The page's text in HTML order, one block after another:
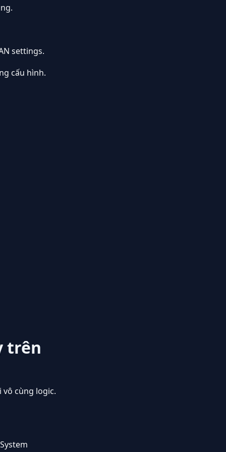
settings.
cấu hình.
trên
cùng logic.